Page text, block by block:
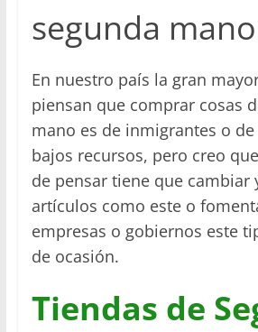
segunda mano
En nuestro país la gran
piensan que comprar cosas
mano es de inmigrantes o
bajos recursos, pero creo
de pensar tiene que cambiar
artículos como este o
empresas o gobiernos este
de ocasión.
Tiendas de